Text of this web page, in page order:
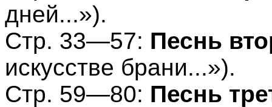
дней...»).
Стр. 33—57: Песнь
искусстве брани...»).
Стр. 59—80: Песнь